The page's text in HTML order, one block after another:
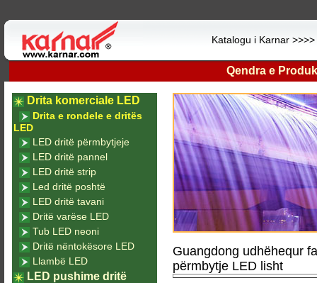
Katalogu i Karnar >>>>
Qendra e
Guangdong udhëhequr
përmbytje LED lisht
Drita komerciale LED
Drita e rondele e dritës
LED
LED dritë përmbytjeje
LED dritë pannel
LED dritë strip
Led dritë poshtë
LED dritë tavani
Dritë varëse LED
Tub LED neoni
Dritë nëntokësore LED
Llambë LED
LED pushime dritë